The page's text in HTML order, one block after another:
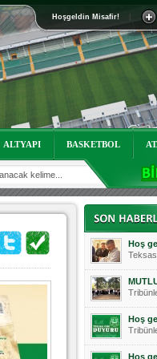
Hoşgeldin Misafir!
ALTYAPI BASKETBOL
Hoş
Hoş
Hoş
Hoş
Hoş
Hoş